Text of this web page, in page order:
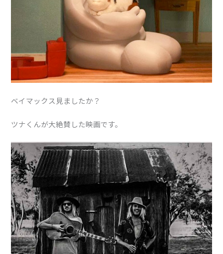
ベイマックス見ましたか？
ツナくんが大絶賛した映画です。